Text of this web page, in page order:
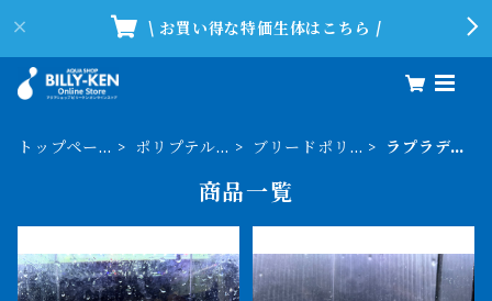
\ お買い得な特価生体はこちら /
トップペー
ポリプテル
ブリードポリ
ラプラデ
商品一覧